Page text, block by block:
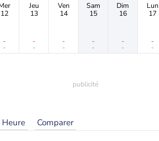
12
-
-
Jeu
13
-
-
Ven
14
-
-
Sam
15
-
-
Dim
16
-
-
Lun
17
-
-
Heure Comparer